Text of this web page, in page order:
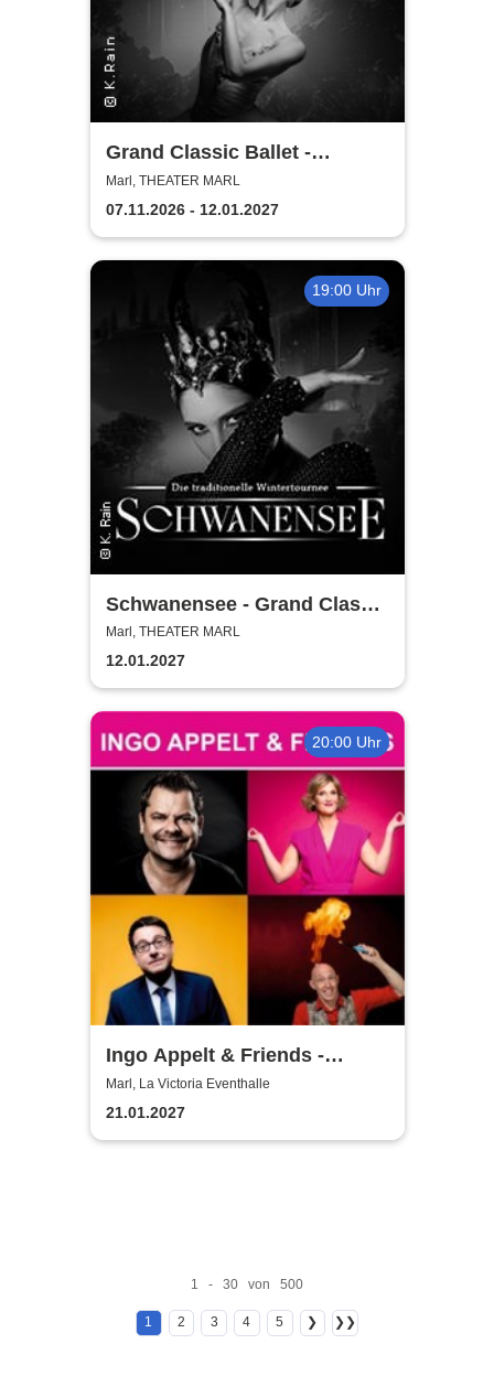
Grand Classic Ballet -
Schwanensee - Jenseits der
Bühne mit live Streichquartett
Marl, THEATER MARL
07.11.2026 - 12.01.2027
19:00 Uhr
Schwanensee - Grand Classic
Ballet - Die traditionelle
Wintertournee
Marl, THEATER MARL
12.01.2027
20:00 Uhr
Ingo Appelt & Friends -
Püttkultur Comedy XXL
Marl, La Victoria Eventhalle
21.01.2027
1 - 30 von 500
1 2 3 4 5 ❯ ❯❯